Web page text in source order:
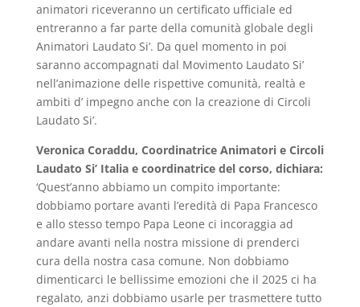
animatori riceveranno un certificato ufficiale ed
entreranno a far parte della comunità globale degli
Animatori Laudato Si’. Da quel momento in poi
saranno accompagnati dal Movimento Laudato Si’
nell’animazione delle rispettive comunità, realtà e
ambiti d’ impegno anche con la creazione di Circoli
Laudato Si’.
Veronica Coraddu, Coordinatrice Animatori e Circoli
Laudato Si’ Italia e coordinatrice del corso, dichiara:
‘Quest’anno abbiamo un compito importante:
dobbiamo portare avanti l’eredità di Papa Francesco
e allo stesso tempo Papa Leone ci incoraggia ad
andare avanti nella nostra missione di prenderci
cura della nostra casa comune. Non dobbiamo
dimenticarci le bellissime emozioni che il 2025 ci ha
regalato, anzi dobbiamo usarle per trasmettere tutto